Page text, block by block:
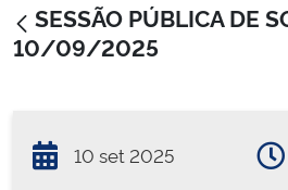
SESSÃO PÚBLICA DE
10/09/2025
10 set 2025